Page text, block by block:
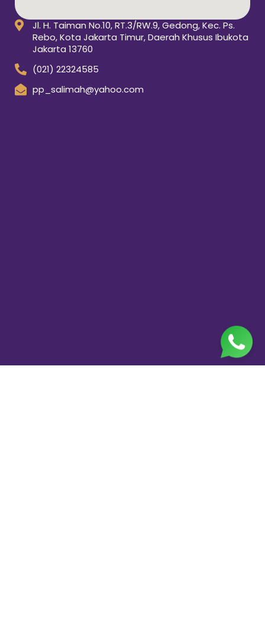
Jl. H. Taiman No.10, RT.3/RW.9, Gedong, Kec. Ps.
Rebo, Kota Jakarta Timur, Daerah Khusus Ibukota
Jakarta 13760
(021) 22324585
pp_salimah@yahoo.com